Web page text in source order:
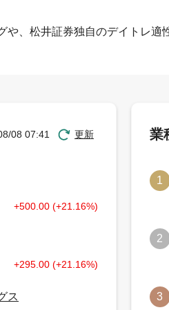
、松井証券独自のデイトレ適